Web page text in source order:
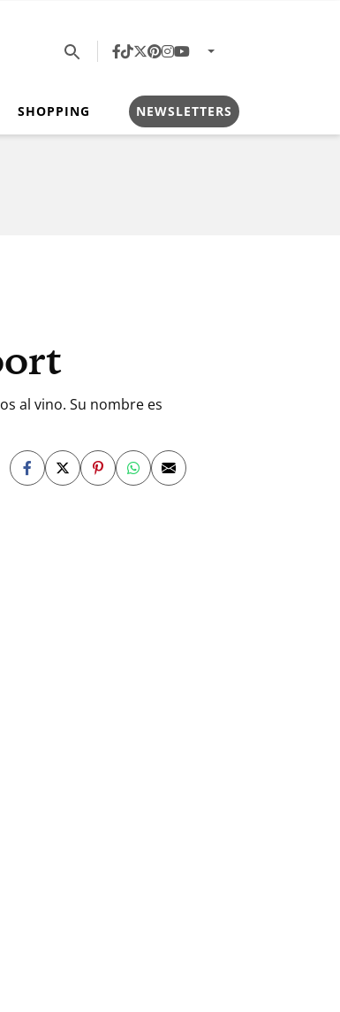
SHOPPING NEWSLETTERS
al vino. Su nombre es